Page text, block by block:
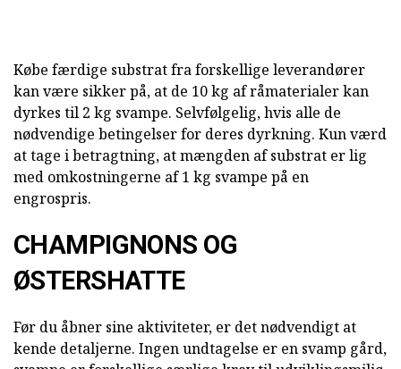
Købe færdige substrat fra forskellige leverandører
kan være sikker på, at de 10 kg af råmaterialer kan
dyrkes til 2 kg svampe. Selvfølgelig, hvis alle de
nødvendige betingelser for deres dyrkning. Kun værd
at tage i betragtning, at mængden af substrat er lig
med omkostningerne af 1 kg svampe på en
engrospris.
CHAMPIGNONS OG
ØSTERSHATTE
Før du åbner sine aktiviteter, er det nødvendigt at
kende detaljerne. Ingen undtagelse er en svamp gård,